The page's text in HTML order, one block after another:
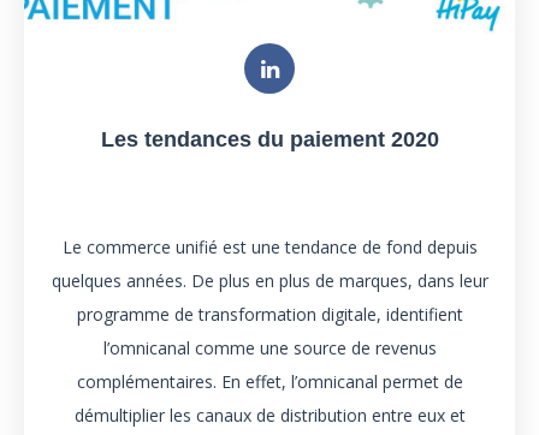
Les tendances du paiement 2020
Le commerce unifié est une tendance de fond depuis
quelques années. De plus en plus de marques, dans leur
programme de transformation digitale, identifient
l’omnicanal comme une source de revenus
complémentaires. En effet, l’omnicanal permet de
démultiplier les canaux de distribution entre eux et